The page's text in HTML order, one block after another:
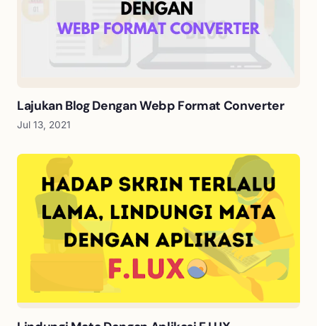
Lajukan Blog Dengan Webp Format Converter
Jul 13, 2021